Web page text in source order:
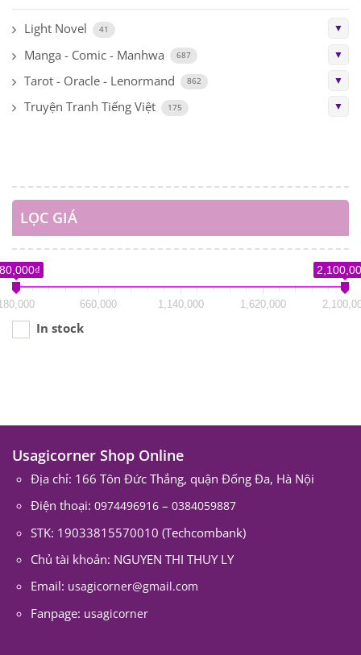
▼
Light Novel 41
▼
Manga - Comic - Manhwa 687
▼
Tarot - Oracle - Lenormand 862
▼
Truyện Tranh Tiếng Việt 175
LỌC GIÁ
660,000 1,140,000 1,620,000
In stock
Usagicorner Shop Online
Địa chỉ: 166 Tôn Đức Thắng, quận Đống Đa, Hà Nội
Điện thoại: 0974496916 – 0384059887
STK: 19033815570010 (Techcombank)
Chủ tài khoản: NGUYEN THI THUY LY
Email: usagicorner@gmail.com
Fanpage: usagicorner